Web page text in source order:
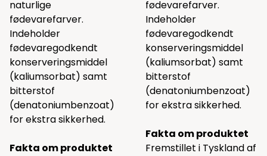
naturlige
fødevarefarver.
Indeholder
fødevaregodkendt
konserveringsmiddel
(kaliumsorbat) samt
bitterstof
(denatoniumbenzoat)
for ekstra sikkerhed.
Fakta om produktet
fødevarefarver.
Indeholder
fødevaregodkendt
konserveringsmiddel
(kaliumsorbat) samt
bitterstof
(denatoniumbenzoat)
for ekstra sikkerhed.
Fakta om produktet
Fremstillet i Tyskland af